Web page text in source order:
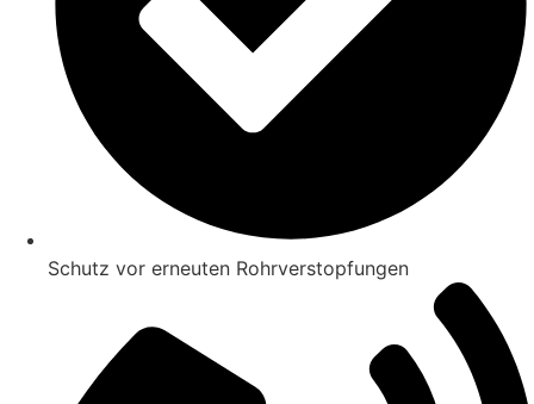
Schutz vor erneuten Rohrverstopfungen